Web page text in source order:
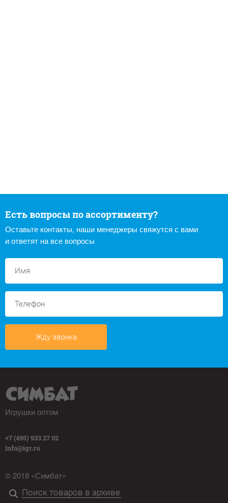
Есть вопросы по ассортименту?
Оставьте контакты, наши менеджеры свяжутся с вами
и ответят на все вопросы
Жду звонка
Игрушки оптом
+7 (495) 933 27 02
info@igr.ru
© 2018 «Симбат»